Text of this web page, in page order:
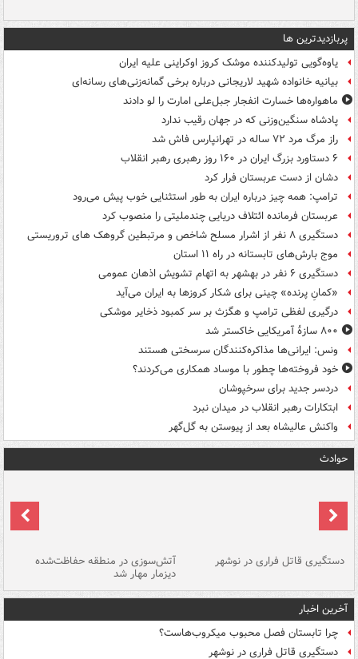
پربازدیدترین ها
یاوه‌گویی تولیدکننده موشک کروز اوکراینی علیه ایران
بیانیه خانواده شهید لاریجانی درباره برخی گمانه‌زنی‌های رسانه‌ای
ماهواره‌ها خسارت انفجار جبل‌علی امارت را لو دادند
پادشاه سنگین‌وزنی که در جهان رقیب ندارد
راز مرگ مرد ۷۲ ساله در تهرانپارس فاش شد
۶ دستاورد بزرگ ایران در ۱۶۰ روز رهبری رهبر انقلاب
دشان از دست عربستان فرار کرد
ترامپ: همه چیز درباره ایران به طور استثنایی خوب پیش می‌رود
عربستان فرمانده ائتلاف دریایی چندملیتی را منصوب کرد
دستگیری ۸ نفر از اشرار مسلح شاخص و مرتبطین گروهک های تروریستی
موج بارش‌های تابستانه در راه ۱۱ استان
دستگیری ۶ نفر در بهشهر به اتهام تشویش اذهان عمومی
«کمانِ پرنده» چینی برای شکار کروزها به ایران می‌آید
درگیری لفظی ترامپ و هگزث بر سر کمبود ذخایر موشکی
۸۰۰ سازۀ آمریکایی خاکستر شد
ونس: ایرانی‌ها مذاکره‌کنندگان سرسختی هستند
خود فروخته‌ها چطور با موساد همکاری می‌کردند؟
دردسر جدید برای سرخپوشان
ابتکارات رهبر انقلاب در میدان نبرد
واکنش عالیشاه بعد از پیوستن به گل‌گهر
حوادث
دستگیری قاتل فراری در نوشهر آتش‌سوزی در منطقه حفاظت‌شده
دیزمار مهار شد
آخرین اخبار
چرا تابستان فصل محبوب میکروب‌هاست؟
دستگیری قاتل فراری در نوشهر